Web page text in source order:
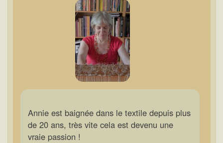
Annie est baignée dans le textile depuis plus
de 20 ans, très vite cela est devenu une
vraie passion !